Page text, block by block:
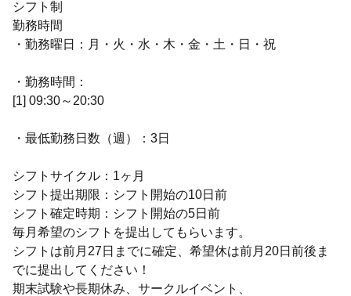
シフト制
勤務時間
・勤務曜日：月・火・水・木・金・土・日・祝
・勤務時間：
[1] 09:30～20:30
・最低勤務日数（週）：3日
シフトサイクル：1ヶ月
シフト提出期限：シフト開始の10日前
シフト確定時期：シフト開始の5日前
毎月希望のシフトを提出してもらいます。
シフトは前月27日までに確定、希望休は前月20日前後ま
でに提出してください！
期末試験や長期休み、サークルイベント、